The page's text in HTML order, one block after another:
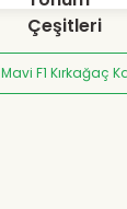
Mavi F1 Kırkağaç